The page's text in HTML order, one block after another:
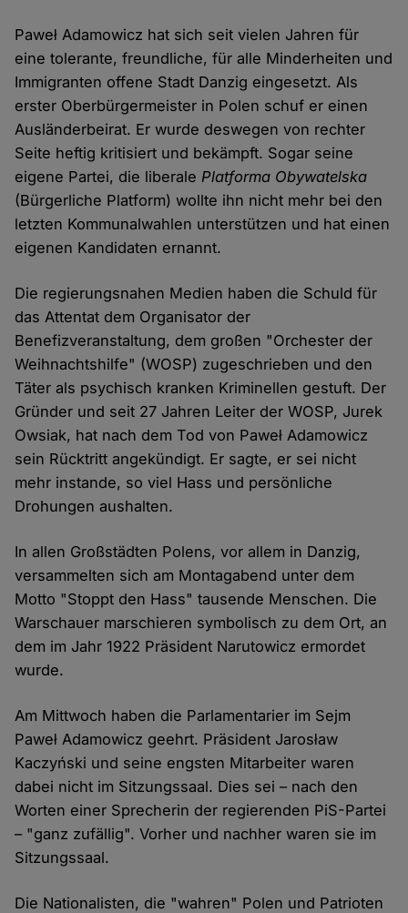
Paweł Adamowicz hat sich seit vielen Jahren für
eine tolerante, freundliche, für alle Minderheiten und
Immigranten offene Stadt Danzig eingesetzt. Als
erster Oberbürgermeister in Polen schuf er einen
Ausländerbeirat. Er wurde deswegen von rechter
Seite heftig kritisiert und bekämpft. Sogar seine
eigene Partei, die liberalePlatforma Obywatelska
(Bürgerliche Platform) wollte ihn nicht mehr bei den
letzten Kommunalwahlen unterstützen und hat einen
eigenen Kandidaten ernannt.
Die regierungsnahen Medien haben die Schuld für
das Attentat dem Organisator der
Benefizveranstaltung, dem großen "Orchester der
Weihnachtshilfe" (WOSP) zugeschrieben und den
Täter als psychisch kranken Kriminellen gestuft. Der
Gründer und seit 27 Jahren Leiter der WOSP, Jurek
Owsiak, hat nach dem Tod von Paweł Adamowicz
sein Rücktritt angekündigt. Er sagte, er sei nicht
mehr instande, so viel Hass und persönliche
Drohungen aushalten.
In allen Großstädten Polens, vor allem in Danzig,
versammelten sich am Montagabend unter dem
Motto "Stoppt den Hass" tausende Menschen. Die
Warschauer marschieren symbolisch zu dem Ort, an
dem im Jahr 1922 Präsident Narutowicz ermordet
wurde.
Am Mittwoch haben die Parlamentarier im Sejm
Paweł Adamowicz geehrt. Präsident Jarosław
Kaczyński und seine engsten Mitarbeiter waren
dabei nicht im Sitzungssaal. Dies sei – nach den
Worten einer Sprecherin der regierenden PiS-Partei
– "ganz zufällig". Vorher und nachher waren sie im
Sitzungssaal.
Die Nationalisten, die "wahren" Polen und Patrioten